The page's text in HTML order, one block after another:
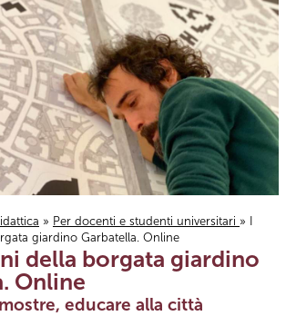
» Per docenti e studenti universitari » I
giardino Garbatella. Online
della borgata giardino
Online
educare alla città